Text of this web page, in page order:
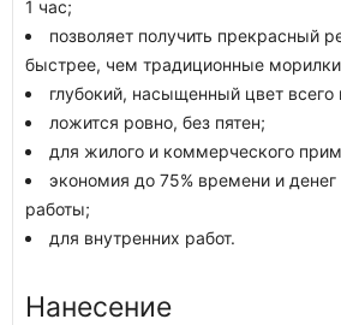
1 час;
позволяет получить прекрасный
быстрее, чем традиционные
глубокий, насыщенный цвет всего
ложится ровно, без пятен;
для жилого и коммерческого
экономия до 75% времени и
работы;
для внутренних работ.
Нанесение